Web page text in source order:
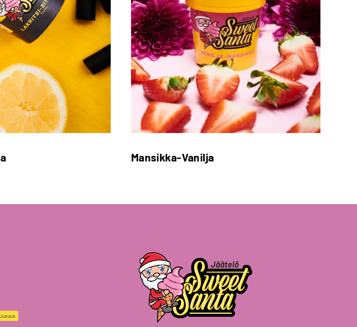
Mansikka-Vanilja